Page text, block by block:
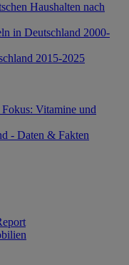
Haushalten nach
in Deutschland 2000-
2015-2025
Vitamine und
- Daten & Fakten